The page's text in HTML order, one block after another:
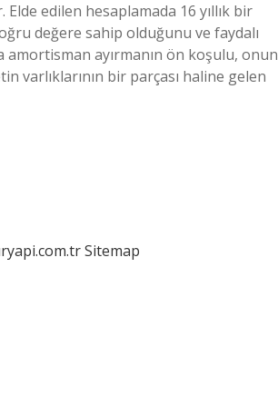
edilen hesaplamada 16 yıllık bir
değere sahip olduğunu ve faydalı
amortisman ayırmanın ön koşulu, onun
varlıklarının bir parçası haline gelen
Sitemap